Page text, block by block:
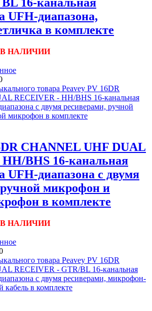
UFH-диапазона,
в комплекте
НАЛИЧИИ
CHANNEL UHF DUAL
BHS 16-канальная
UFH-диапазона с двумя
микрофон и
в комплекте
НАЛИЧИИ